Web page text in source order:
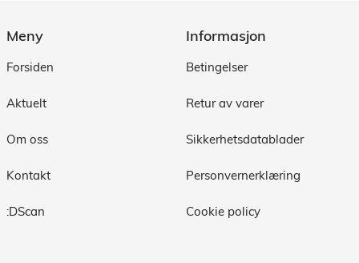
Meny
Forsiden
Aktuelt
Om oss
Kontakt
:DScan
Informasjon
Betingelser
Retur av varer
Sikkerhetsdatablader
Personvernerklæring
Cookie policy